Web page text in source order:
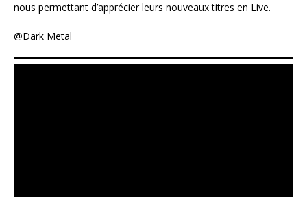
nous permettant d’apprécier leurs nouveaux titres en Live.
@Dark Metal